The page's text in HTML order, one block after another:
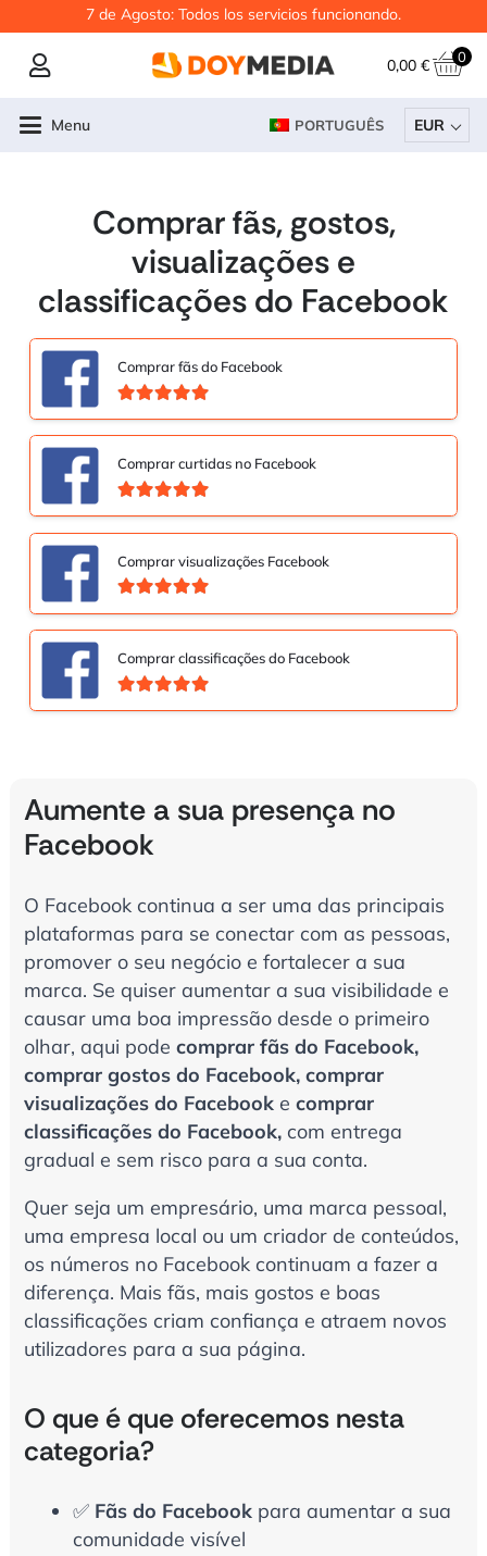
7 de Agosto: Todos los servicios funcionando.
0,00 € 0
Menu PORTUGUÊS EUR
Comprar fãs, gostos,
visualizações e
classificações do Facebook
Comprar fãs do Facebook
Comprar curtidas no Facebook
Comprar visualizações Facebook
Comprar classificações do Facebook
Aumente a sua presença no
Facebook
O Facebook continua a ser uma das principais
plataformas para se conectar com as pessoas,
promover o seu negócio e fortalecer a sua
marca. Se quiser aumentar a sua visibilidade e
causar uma boa impressão desde o primeiro
olhar, aqui pode comprar fãs do Facebook,
comprar gostos do Facebook, comprar
visualizações do Facebooke comprar
classificações do Facebook,com entrega
gradual e sem risco para a sua conta.
Quer seja um empresário, uma marca pessoal,
uma empresa local ou um criador de conteúdos,
os números no Facebook continuam a fazer a
diferença. Mais fãs, mais gostos e boas
classificações criam confiança e atraem novos
utilizadores para a sua página.
O que é que oferecemos nesta
categoria?
✅ Fãs do Facebookpara aumentar a sua
comunidade visível